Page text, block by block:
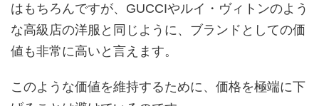
はもちろんですが、GUCCIやルイ・ヴィトンのよう
な高級店の洋服と同じように、ブランドとしての価
値も非常に高いと言えます。
このような価値を維持するために、価格を極端に下